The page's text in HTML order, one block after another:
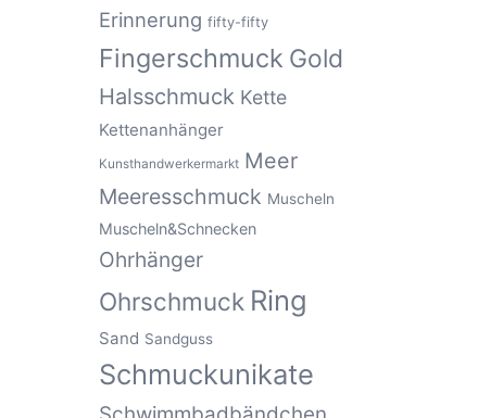
Erinnerung fifty-fifty
Fingerschmuck Gold
Halsschmuck Kette
Kettenanhänger
Kunsthandwerkermarkt Meer
Meeresschmuck Muscheln
Muscheln&Schnecken
Ohrhänger
Ohrschmuck Ring
Sand Sandguss
Schmuckunikate